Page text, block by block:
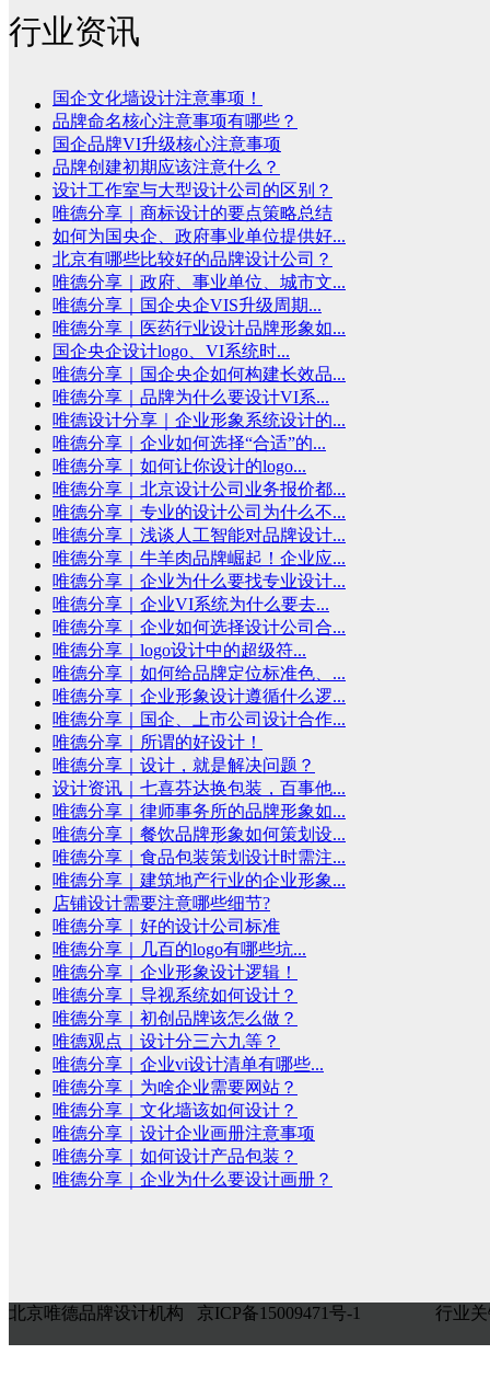
行业资讯
国企文化墙设计注意事项！
品牌命名核心注意事项有哪些？
国企品牌VI升级核心注意事项
品牌创建初期应该注意什么？
设计工作室与大型设计公司的区别？
唯德分享｜商标设计的要点策略总结
如何为国央企、政府事业单位提供好...
北京有哪些比较好的品牌设计公司？
唯德分享｜政府、事业单位、城市文...
唯德分享｜国企央企VIS升级周期...
唯德分享｜医药行业设计品牌形象如...
国企央企设计logo、VI系统时...
唯德分享｜国企央企如何构建长效品...
唯德分享｜品牌为什么要设计VI系...
唯德设计分享｜企业形象系统设计的...
唯德分享｜企业如何选择“合适”的...
唯德分享｜如何让你设计的logo...
唯德分享｜北京设计公司业务报价都...
唯德分享｜专业的设计公司为什么不...
唯德分享｜浅谈人工智能对品牌设计...
唯德分享｜牛羊肉品牌崛起！企业应...
唯德分享｜企业为什么要找专业设计...
唯德分享｜企业VI系统为什么要去...
唯德分享｜企业如何选择设计公司合...
唯德分享｜logo设计中的超级符...
唯德分享｜如何给品牌定位标准色、...
唯德分享｜企业形象设计遵循什么逻...
唯德分享｜国企、上市公司设计合作...
唯德分享｜所谓的好设计！
唯德分享｜设计，就是解决问题？
设计资讯｜七喜芬达换包装，百事他...
唯德分享｜律师事务所的品牌形象如...
唯德分享｜餐饮品牌形象如何策划设...
唯德分享｜食品包装策划设计时需注...
唯德分享｜建筑地产行业的企业形象...
店铺设计需要注意哪些细节?
唯德分享｜好的设计公司标准
唯德分享｜几百的logo有哪些坑...
唯德分享｜企业形象设计逻辑！
唯德分享｜导视系统如何设计？
唯德分享｜初创品牌该怎么做？
唯德观点｜设计分三六九等？
唯德分享｜企业vi设计清单有哪些...
唯德分享｜为啥企业需要网站？
唯德分享｜文化墙该如何设计？
唯德分享｜设计企业画册注意事项
唯德分享｜如何设计产品包装？
唯德分享｜企业为什么要设计画册？
北京唯德品牌设计机构 京ICP备15009471号-1 行业